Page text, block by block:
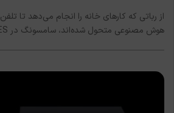
از رباتی که کارهای خانه را انجام می‌دهد تا
هوش مصنوعی متحول شده‌اند، سامسونگ در CES…